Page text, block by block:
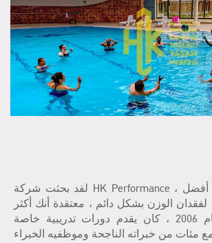
لقد بحثت شركة HK Performance ، ولاحظت واختبرت أفضل
الوزن بشكل دائم ، معتقدة أنك أكثر
مما تفعل. منذ عام 2006 ، كان يقدم دورات تدريبية خاصة